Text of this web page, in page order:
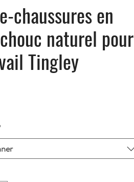
chaussures en
naturel pour
Tingley